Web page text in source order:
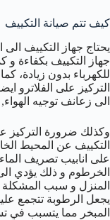
كيف تتم صيانة التكييف
يحتاج جهاز التكييف
جهاز التكييف بكفاءة
للكهرباء بدون زيادة،
التركيز على الفلاترو
الى زعانف توجيه الهواء,
وكذلك ضرورة التركيز
التكييف عن المحيط
على انابيب تصريف
الخرطوم و ذلك يؤدي
المنزل و سبب
يجعل الرطوبة تتجمع
المبخر مما يتسبب في